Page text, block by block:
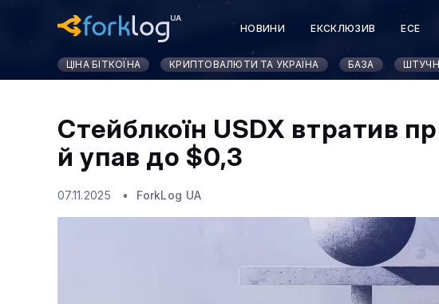
НОВИНИ ЕКСКЛЮЗИВ ЕСЕ
ЦІНА БІТКОЇНА КРИПТОВАЛЮТИ ТА УКРАЇНА БАЗА
Стейблкоїн USDX втратив
й упав до $0,3
07.11.2025 ForkLog UA